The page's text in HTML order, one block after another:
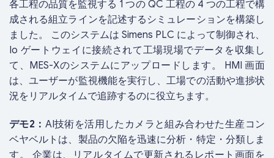
各工程の品質を監視する 1 つの QC 工程の 4 つの工程で構
成される組立ラインを記述するシミュレーションを構築し
ました。 このシステムは Simens PLC によって制御され、
Io ゲートウェイに接続されて工場現場でデータを収集し
て、MES-Xのシステムにアップロードします。 HMI 画面
は、ユーザーが監視機能を実行し、工場での活動や進捗状
況をリアルタイムで追跡するのに役立ちます。
デモ2： AI技術を活用したカメラと組み合わせた生産コン
ベヤベルトは、製品の欠陥を迅速に分析・特定・分類しま
す。 企業は、リアルタイムで更新されるレポート画面を